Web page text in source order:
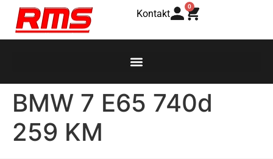
Kontakt
0
BMW 7 E65 740d
259 KM